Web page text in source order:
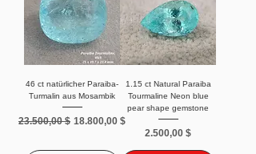
46 ct natürlicher Paraiba-
Turmalin aus Mosambik
Standardpreis
23.500,00 $ Sale-Preis
18.800,00 $
1.15 ct Natural Paraiba
Tourmaline Neon blue
pear shape gemstone
Preis
2.500,00 $